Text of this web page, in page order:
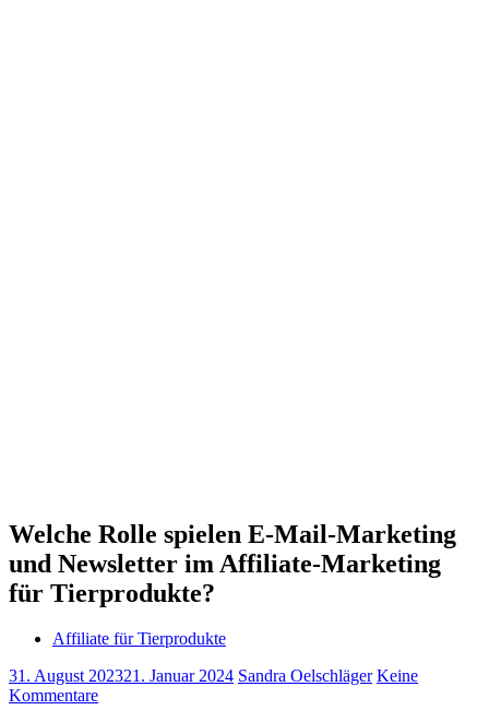
Welche Rolle spielen E-Mail-Marketing
und Newsletter im Affiliate-Marketing
für Tierprodukte?
Affiliate für Tierprodukte
31. August 202321. Januar 2024 Sandra Oelschläger Keine
Kommentare